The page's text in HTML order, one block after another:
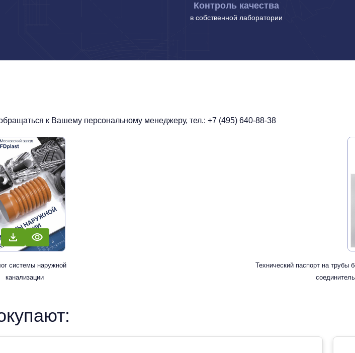
Контроль качества
в собственной лаборатории
к Вашему персональному менеджеру, тел.: +7 (495) 640-88-38
системы наружной
канализации
Технический паспорт на трубы